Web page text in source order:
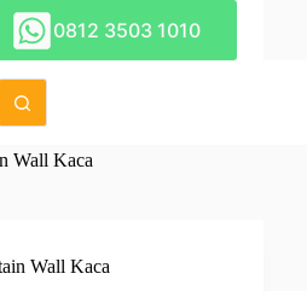
0812 3503 1010
Wall Kaca
Wall Kaca